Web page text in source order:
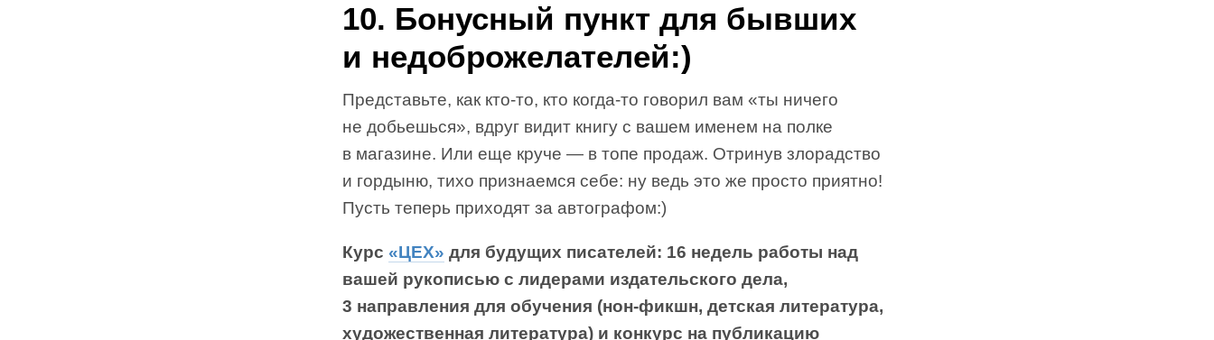
10. Бонусный пункт для бывших
и недоброжелателей:)
Представьте, как кто-то, кто когда-то говорил вам «ты ничего
не добьешься», вдруг видит книгу с вашем именем на полке
в магазине. Или еще круче — в топе продаж. Отринув злорадство
и гордыню, тихо признаемся себе: ну ведь это же просто приятно!
Пусть теперь приходят за автографом:)
Курс «ЦЕХ» для будущих писателей: 16 недель работы над
вашей рукописью с лидерами издательского дела,
3 направления для обучения (нон-фикшн, детская литература,
художественная литература) и конкурс на публикацию